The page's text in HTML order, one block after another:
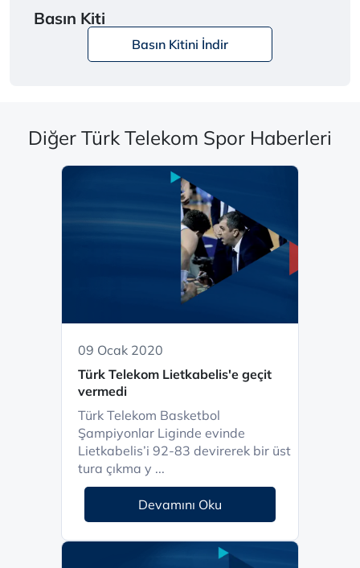
Basın Kiti
Basın Kitini İndir
Diğer Türk Telekom Spor Haberleri
09 Ocak 2020
Türk Telekom Lietkabelis'e geçit
vermedi
Türk Telekom Basketbol
Şampiyonlar Liginde evinde
Lietkabelis’i 92-83 devirerek bir üst
tura çıkma y ...
Devamını Oku